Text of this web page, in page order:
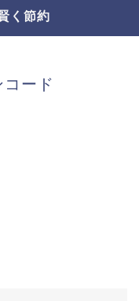
く節約
ード